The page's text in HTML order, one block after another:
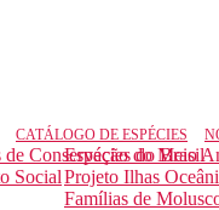
de Conservação do Meio
Social
CATÁLOGO DE ESPÉCIES
Espécies do Brasil
Projeto Ilhas
Famílias de